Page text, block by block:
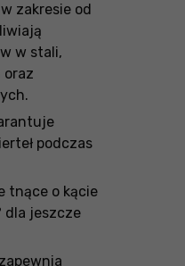
zakresie od
w stali,
oraz
podczas
tnące o kącie
dla jeszcze